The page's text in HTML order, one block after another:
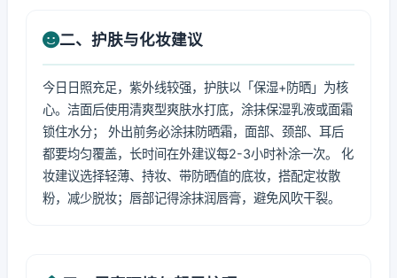
二、护肤与化妆建议
今日日照充足，紫外线较强，护肤以「保湿+防晒」为核
心。洁面后使用清爽型爽肤水打底，涂抹保湿乳液或面霜
锁住水分； 外出前务必涂抹防晒霜，面部、颈部、耳后
都要均匀覆盖，长时间在外建议每2-3小时补涂一次。 化
妆建议选择轻薄、持妆、带防晒值的底妆，搭配定妆散
粉，减少脱妆；唇部记得涂抹润唇膏，避免风吹干裂。